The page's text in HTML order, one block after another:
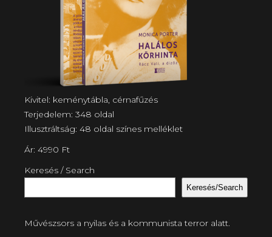
Kivitel: keménytábla, cérnafűzés
Terjedelem: 348 oldal
Illusztráltság: 48 oldal színes melléklet
Ár: 4990 Ft
Keresés / Search
Keresés/Search
Művészsors a nyilas és a kommunista terror alatt.